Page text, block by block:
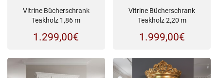
Vitrine Bücherschrank
Teakholz 1,86 m
1.299,00€
Vitrine Bücherschrank
Teakholz 2,20 m
1.999,00€